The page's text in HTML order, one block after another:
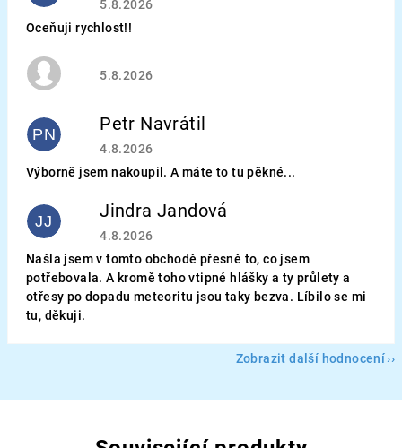
5.8.2026
Oceňuji rychlost!!
Hodnocení obchodu je 5 z 5 hvězdiček.
5.8.2026
PN Petr Navrátil
Hodnocení obchodu je 5 z 5 hvězdiček.
4.8.2026
Výborně jsem nakoupil. A máte to tu pěkné...
JJ Jindra Jandová
Hodnocení obchodu je 5 z 5 hvězdiček.
4.8.2026
Našla jsem v tomto obchodě přesně to, co jsem
potřebovala. A kromě toho vtipné hlášky a ty průlety a
otřesy po dopadu meteoritu jsou taky bezva. Líbilo se mi
tu, děkuji.
Zobrazit další hodnocení